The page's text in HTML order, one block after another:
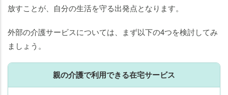
放すことが、自分の生活を守る出発点となります。
外部の介護サービスについては、まず以下の4つを検討してみ
ましょう。
親の介護で利用できる在宅サービス